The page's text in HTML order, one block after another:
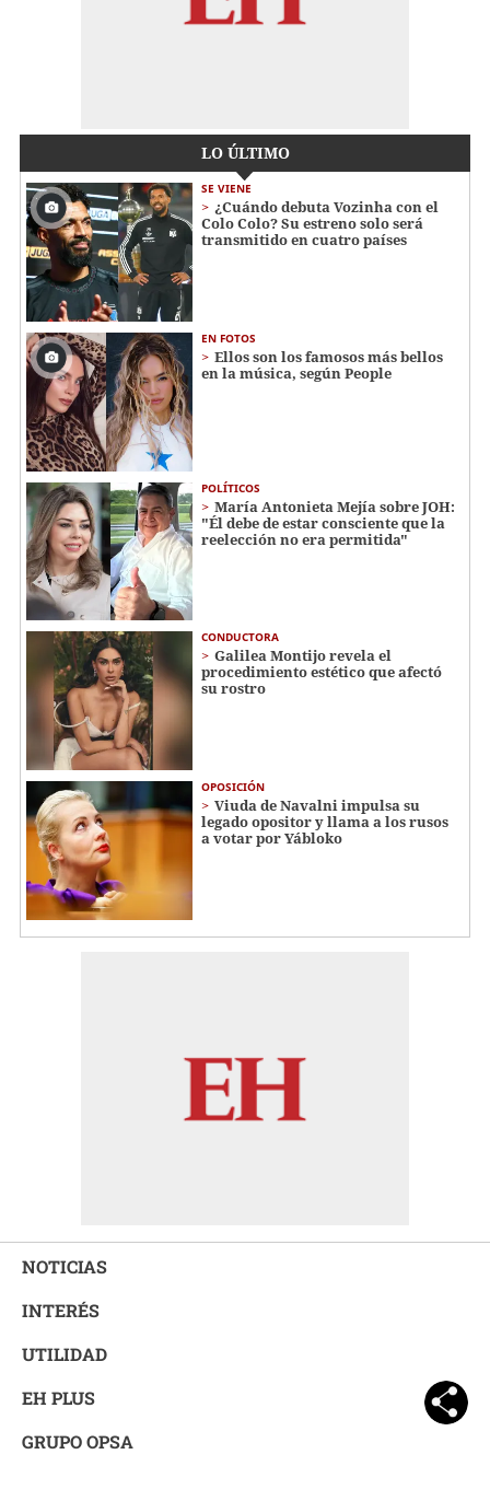
LO ÚLTIMO
SE VIENE
¿Cuándo debuta Vozinha con el
Colo Colo? Su estreno solo será
transmitido en cuatro países
EN FOTOS
Ellos son los famosos más bellos
en la música, según People
POLÍTICOS
María Antonieta Mejía sobre JOH:
"Él debe de estar consciente que la
reelección no era permitida"
CONDUCTORA
Galilea Montijo revela el
procedimiento estético que afectó
su rostro
OPOSICIÓN
Viuda de Navalni impulsa su
legado opositor y llama a los rusos
a votar por Yábloko
NOTICIAS
INTERÉS
UTILIDAD
EH PLUS
GRUPO OPSA